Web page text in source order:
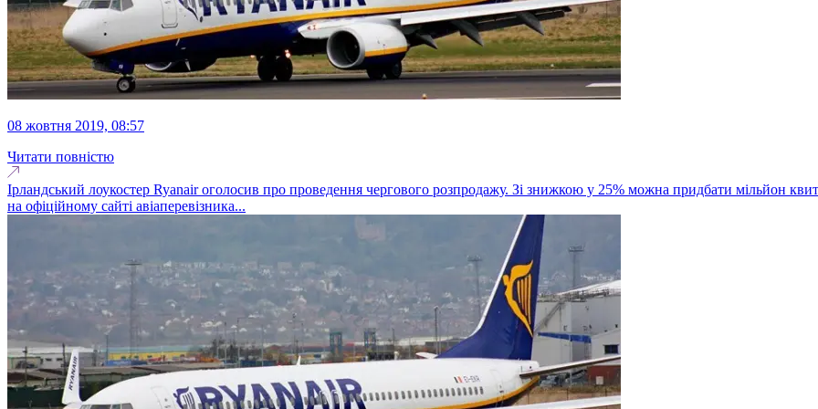
08 жовтня 2019, 08:57
Читати повністю
Ірландський лоукостер Ryanair оголосив про проведення чергового розпродажу. Зі знижкою у 25% можна придбати мільйон
на офіційному сайті авіаперевізника...